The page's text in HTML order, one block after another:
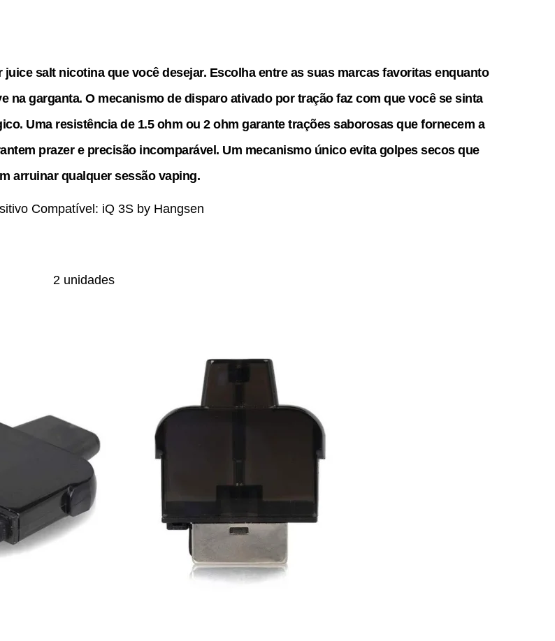
juice salt nicotina que você desejar. Escolha entre as suas marcas favoritas enquanto
garganta. O mecanismo de disparo ativado por tração faz com que você se sinta
Uma resistência de 1.5 ohm ou 2 ohm garante trações saborosas que fornecem a
prazer e precisão incomparável. Um mecanismo único evita golpes secos que
arruinar qualquer sessão vaping.
Compatível: iQ 3S by Hangsen
2 unidades